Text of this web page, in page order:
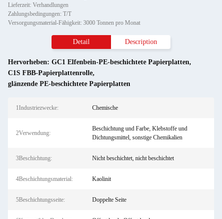
Lieferzeit: Verhandlungen
Zahlungsbedingungen: T/T
Versorgungsmaterial-Fähigkeit: 3000 Tonnen pro Monat
Detail Description
Hervorheben: GC1 Elfenbein-PE-beschichtete Papierplatten,
C1S FBB-Papierplattenrolle,
glänzende PE-beschichtete Papierplatten
1Industriezwecke: Chemische
2Verwendung:
Beschichtung und Farbe, Klebstoffe und
Dichtungsmittel, sonstige Chemikalien
3Beschichtung: Nicht beschichtet, nicht beschichtet
4Beschichtungsmaterial: Kaolinit
5Beschichtungsseite: Doppelte Seite